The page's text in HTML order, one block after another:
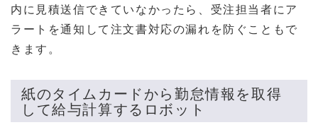
内に見積送信できていなかったら、受注担当者にア
ラートを通知して注文書対応の漏れを防ぐこともで
きます。
紙のタイムカードから勤怠情報を取得
して給与計算するロボット